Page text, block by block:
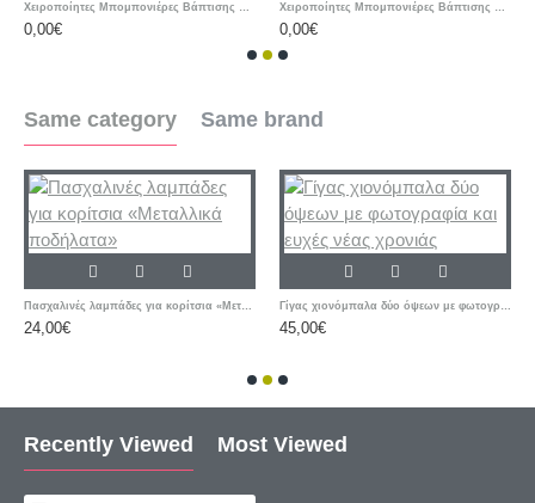
Χειροποίητες Μπομπονιέρες Βάπτισης Cherry – Μεταλλική Εικονίτσα Παναγίας με Γυάλινη Βάση
0,00€
Χειροποίητες Μπομπονιέρες Βάπτισης Cherry – Υφασμάτινα Πορτοφολάκια με Αρχικό Ονόματος
0,00€
Same category Same brand
Πασχαλινές λαμπάδες για κορίτσια «Μεταλλικά ποδήλατα»
24,00€
Γίγας χιονόμπαλα δύο όψεων με φωτογραφία και ευχές νέας χρονιάς
45,00€
Recently Viewed Most Viewed